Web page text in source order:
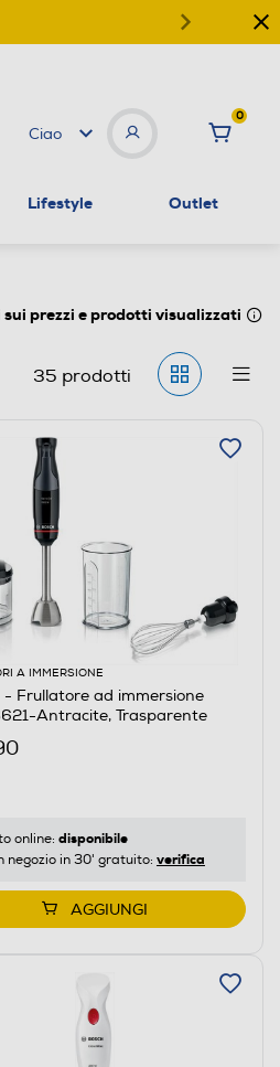
Ciao
0
Lifestyle Outlet
prezzi e prodotti visualizzati
35 prodotti
A IMMERSIONE
- Frullatore ad immersione
Antracite, Trasparente
online: disponibile
negozio in 30' gratuito: verifica
AGGIUNGI